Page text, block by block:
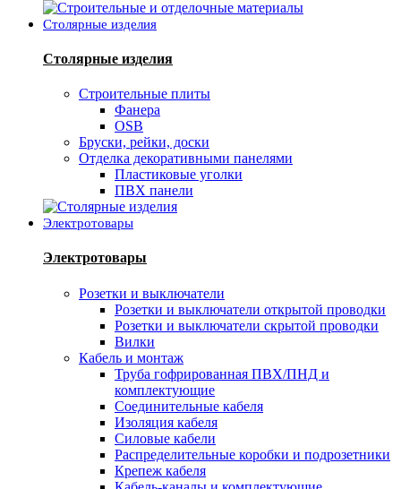
Столярные изделия
Столярные изделия
Строительные плиты
Фанера
OSB
Бруски, рейки, доски
Отделка декоративными панелями
Пластиковые уголки
ПВХ панели
Электротовары
Электротовары
Розетки и выключатели
Розетки и выключатели открытой проводки
Розетки и выключатели скрытой проводки
Вилки
Кабель и монтаж
Труба гофрированная ПВХ/ПНД и
комплектующие
Соединительные кабеля
Изоляция кабеля
Силовые кабели
Распределительные коробки и подрозетники
Крепеж кабеля